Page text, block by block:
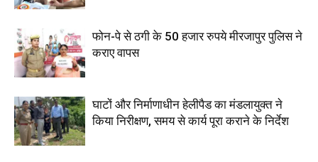
फोन-पे से ठगी के 50 हजार रुपये मीरजापुर पुलिस ने
कराए वापस
घाटों और निर्माणाधीन हेलीपैड का मंडलायुक्त ने
किया निरीक्षण, समय से कार्य पूरा कराने के निर्देश